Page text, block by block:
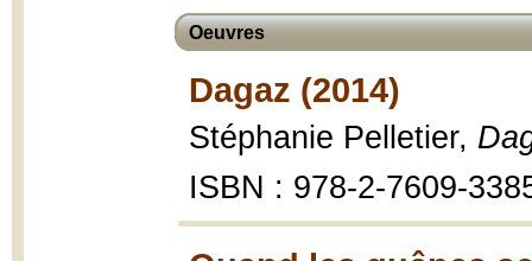
Oeuvres
Dagaz (2014)
Stéphanie Pelletier,
ISBN : 978-2-7609-